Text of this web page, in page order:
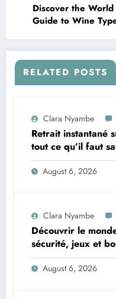
Discover the
Guide to Wine
RELATED POSTS
Clara Nyambe
Retrait instantané
tout ce qu’il faut
vite et sereinement
August 6, 2026
Clara Nyambe
Découvrir le
sécurité, jeux et
August 6, 2026